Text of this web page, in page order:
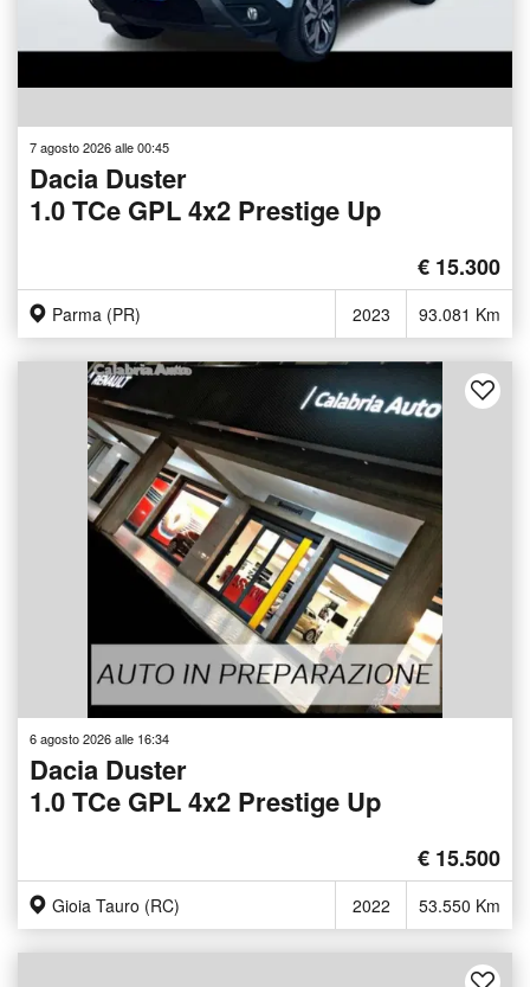
7 agosto 2026 alle 00:45
Dacia Duster
1.0 TCe GPL 4x2 Prestige Up
€ 15.300
Parma (PR) 2023 93.081 Km
6 agosto 2026 alle 16:34
Dacia Duster
1.0 TCe GPL 4x2 Prestige Up
€ 15.500
Gioia Tauro (RC) 2022 53.550 Km